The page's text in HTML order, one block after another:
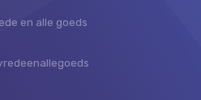
en alle goeds